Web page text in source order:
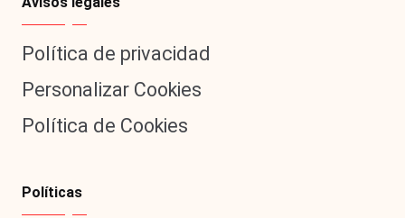
Política de privacidad
Personalizar Cookies
Política de Cookies
Políticas